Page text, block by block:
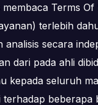
Terms
terlebih
analisis secara
dari pada ahli
kepada seluruh
terhadap beberapa